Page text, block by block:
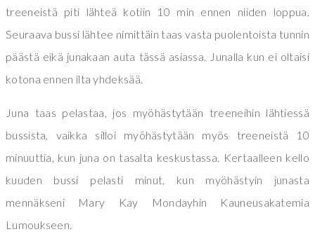
treeneistä piti lähteä kotiin 10 min ennen niiden loppua.
Seuraava bussi lähtee nimittäin taas vasta puolentoista tunnin
päästä eikä junakaan auta tässä asiassa. Junalla kun ei oltaisi
kotona ennen ilta yhdeksää.
Juna taas pelastaa, jos myöhästytään treeneihin lähtiessä
bussista, vaikka silloi myöhästytään myös treeneistä 10
minuuttia, kun juna on tasalta keskustassa. Kertaalleen kello
kuuden bussi pelasti minut, kun myöhästyin junasta
mennäkseni Mary Kay Mondayhin Kauneusakatemia
Lumoukseen.